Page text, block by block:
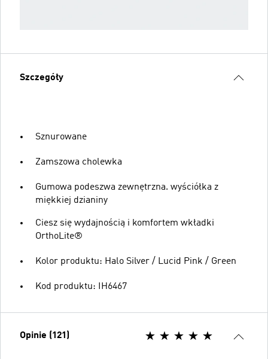
Szczegóły
Sznurowane
Zamszowa cholewka
Gumowa podeszwa zewnętrzna. wyściółka z
miękkiej dzianiny
Ciesz się wydajnością i komfortem wkładki
OrthoLite®
Kolor produktu: Halo Silver / Lucid Pink / Green
Kod produktu: IH6467
Opinie (121)